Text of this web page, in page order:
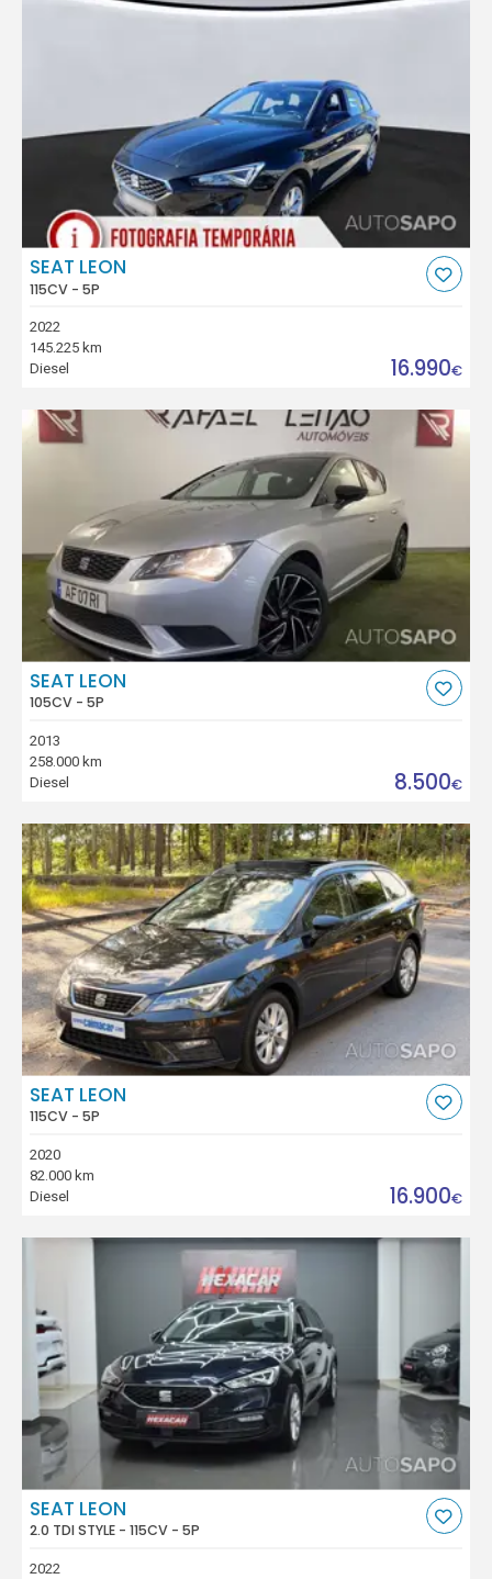
SEAT LEON
115CV - 5P
2022
145.225 km
Diesel
16.990€
SEAT LEON
105CV - 5P
2013
258.000 km
Diesel
8.500€
SEAT LEON
115CV - 5P
2020
82.000 km
Diesel
16.900€
SEAT LEON
2.0 TDI STYLE - 115CV - 5P
2022